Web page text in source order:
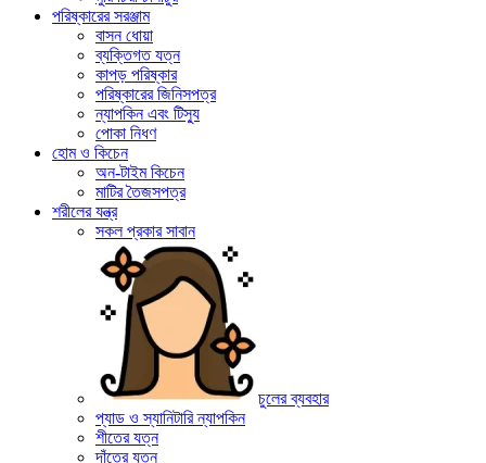
পরিষ্কারের সরঞ্জাম
বাসন ধোয়া
ব্যক্তিগত যত্ন
কাপড় পরিষ্কার
পরিষ্কারের জিনিসপত্র
ন্যাপকিন এবং টিস্যু
পোকা নিধণ
হোম ও কিচেন
অন-টাইম কিচেন
মাটির তৈজসপত্র
শরীলের যন্ত্র
সকল প্রকার সাবান
চুলের ব্যবহার
প্যাড ও স্যানিটারি ন্যাপকিন
শীতের যত্ন
দাঁতের যত্ন